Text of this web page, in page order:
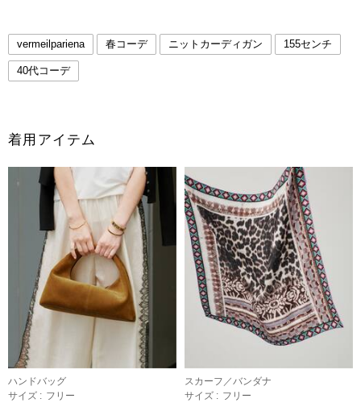
vermeilpariena 春コーデ ニットカーディガン 155センチ
40代コーデ
着用アイテム
ハンドバッグ
サイズ : フリー
スカーフ／バンダナ
サイズ : フリー